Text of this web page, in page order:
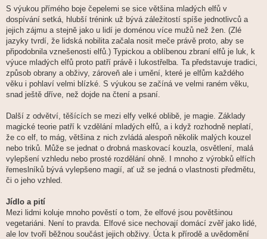
S výukou přímého boje čepelemi se sice většina mladých elfů v
dospívání setká, hlubší trénink už bývá záležitostí spíše jednotlivců a
jejich zájmu a stejně jako u lidí je doménou více mužů než žen. (Zlé
jazyky tvrdí, že lidská nobilita začala nosit meče právě proto, aby se
připodobnila vznešenosti elfů.) Typickou a oblíbenou zbraní elfů je luk, k
výuce mladých elfů proto patří právě i lukostřelba. Ta představuje tradici,
způsob obrany a obživy, zároveň ale i umění, které je elfům každého
věku i pohlaví velmi blízké. S výukou se začíná ve velmi raném věku,
snad ještě dříve, než dojde na čtení a psaní.
Další z odvětví, těšících se mezi elfy velké oblibě, je magie. Základy
magické teorie patří k vzdělání mladých elfů, a i když rozhodně neplatí,
že co elf, to mág, většina z nich zvládá alespoň několik malých kouzel
nebo triků. Může se jednat o drobná maskovací kouzla, osvětlení, malá
vylepšení vzhledu nebo prosté rozdělání ohně. I mnoho z výrobků elfích
řemeslníků bývá vylepšeno magií, ať už se jedná o vlastnosti předmětu,
či o jeho vzhled.
Jídlo a pití
Mezi lidmi koluje mnoho pověstí o tom, že elfové jsou povětšinou
vegetariáni. Není to pravda. Elfové sice nechovají domácí zvěř jako lidé,
ale lov tvoří běžnou součást jejich obživy. Úcta k přírodě a uvědomění